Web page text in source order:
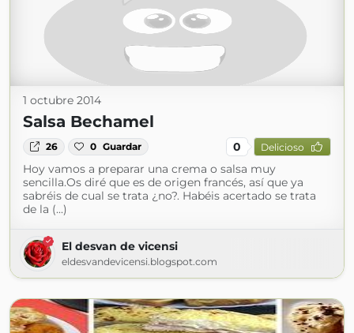
1 octubre 2014
Salsa Bechamel
26 0 Guardar 0 Delicioso
Hoy vamos a preparar una crema o salsa muy
sencilla.Os diré que es de origen francés, así que ya
sabréis de cual se trata ¿no?. Habéis acertado se trata
de la (...)
El desvan de vicensi
eldesvandevicensi.blogspot.com